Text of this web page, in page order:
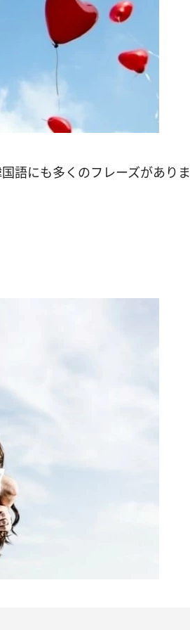
語にも多くのフレーズがありま